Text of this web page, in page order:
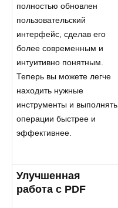
полностью обновлен
пользовательский
интерфейс, сделав его
более современным и
интуитивно понятным.
Теперь вы можете легче
находить нужные
инструменты и выполнять
операции быстрее и
эффективнее.
Улучшенная
работа с PDF